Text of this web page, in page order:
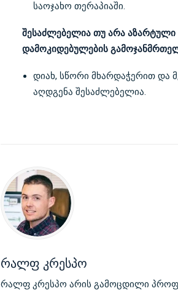
საოჯახო თერაპიაში.
შესაძლებელია თუ არა აზარტული
დამოკიდებულების
დიახ, სწორი მხარდაჭერით და
აღდგენა შესაძლებელია.
რალფ კრესპო
რალფ კრესპო არის გამოცდილი